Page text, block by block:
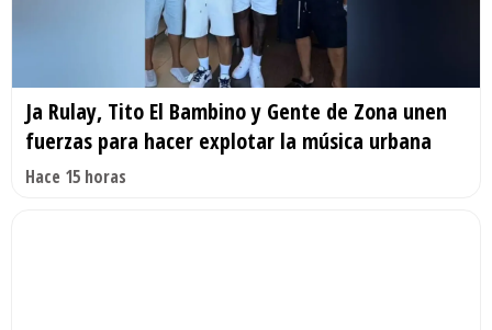
Ja Rulay, Tito El Bambino y Gente de Zona unen
fuerzas para hacer explotar la música urbana
Hace 15 horas